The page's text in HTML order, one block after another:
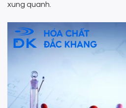
xung quanh.